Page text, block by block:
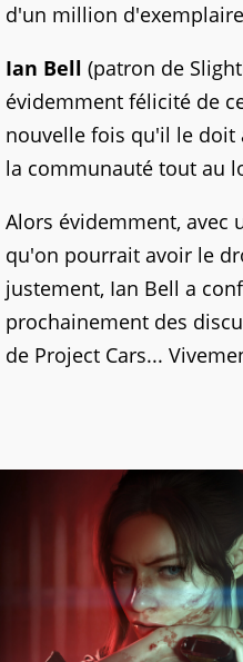
d'un million
Ian Bell (patron de
évidemment félicité de
nouvelle fois qu'il le doit
la communauté tout au
Alors évidemment, avec
qu'on pourrait avoir le
justement, Ian Bell a
prochainement des
de Project Cars...